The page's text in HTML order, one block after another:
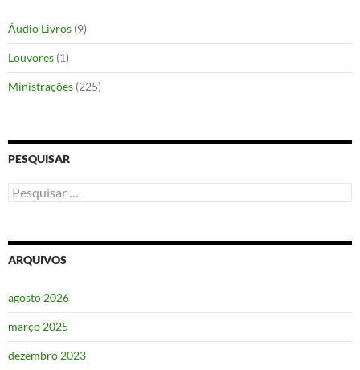
Áudio Livros (9)
Louvores (1)
Ministrações (225)
PESQUISAR
Pesquisar
por:
ARQUIVOS
agosto 2026
março 2025
dezembro 2023